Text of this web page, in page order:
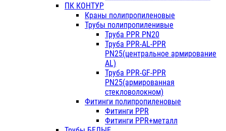
ПК КОНТУР
Краны полипропиленовые
Трубы полипропиленивые
Труба PPR PN20
Труба PPR-AL-PPR
PN25(центральное армирование
AL)
Труба PPR-GF-PPR
PN25(армированная
стекловолокном)
Фитинги полипропиленовые
Фитинги PPR
Фитинги PPR+металл